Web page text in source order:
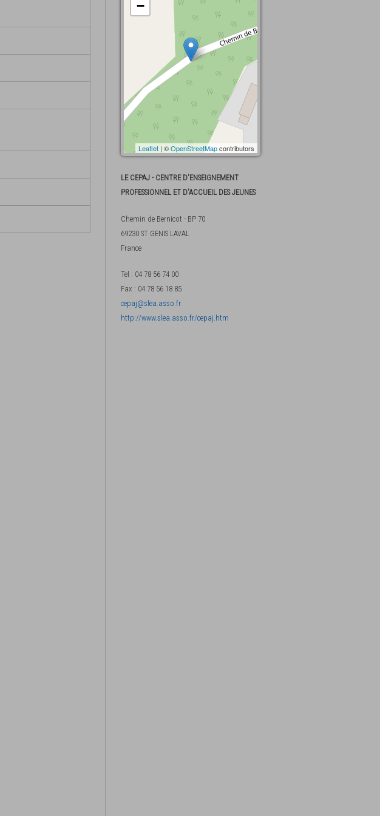
−
Leaflet | ©OpenStreetMapcontributors
LE CEPAJ - CENTRE D'ENSEIGNEMENT
PROFESSIONNEL ET D'ACCUEIL DES JEUNES
Chemin de Bernicot - BP 70
69230 ST GENIS LAVAL
France
Tel : 04 78 56 74 00
Fax : 04 78 56 18 85
cepaj@slea.asso.fr
http://www.slea.asso.fr/cepaj.htm